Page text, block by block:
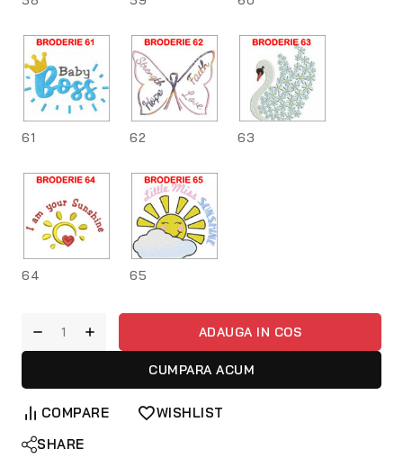
61 62 63
64 65
ADAUGA IN COS
CUMPARA ACUM
COMPARE
WISHLIST
SHARE